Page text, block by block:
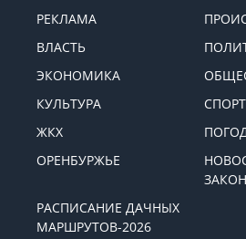
РЕКЛАМА
ВЛАСТЬ
ЭКОНОМИКА
КУЛЬТУРА
СПОРТ
ЖКХ
ОРЕНБУРЖЬЕ
РАСПИСАНИЕ ДАЧНЫХ
МАРШРУТОВ-2026